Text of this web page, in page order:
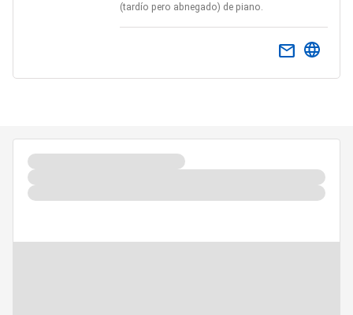
(tardío pero abnegado) de piano.
email